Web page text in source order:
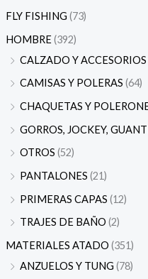
FLY FISHING (73)
HOMBRE(392)
CALZADO Y ACCESORIOS
CAMISAS Y POLERAS (64)
CHAQUETAS Y
GORROS, JOCKEY,
OTROS (52)
PANTALONES (21)
PRIMERAS CAPAS (12)
TRAJES DE BAÑO (2)
MATERIALES ATADO (351)
ANZUELOS Y TUNG (78)